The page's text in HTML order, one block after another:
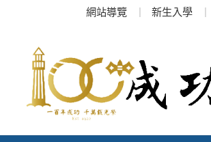
網站導覽 新生入學